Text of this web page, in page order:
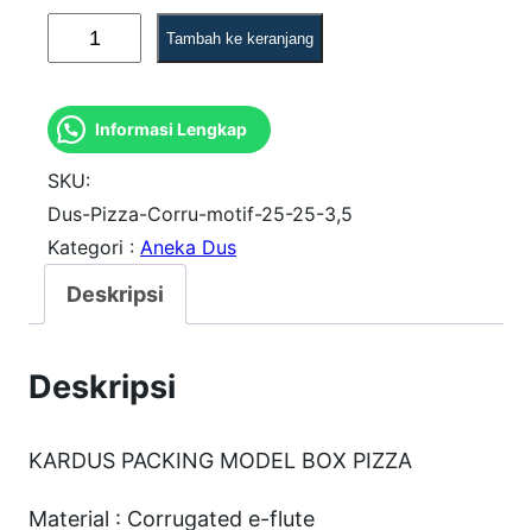
u
a
n
t
i
t
u
P
i
Tambah ke keranjang
Informasi Lengkap
SKU:
Dus-Pizza-Corru-motif-25-25-3,5
Kategori : Aneka Dus
Deskripsi
Deskripsi
KARDUS PACKING MODEL BOX PIZZA
Material : Corrugated e-flute